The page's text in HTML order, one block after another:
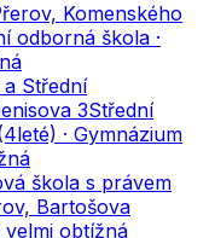
Komenského
odborná škola ·
Střední
3Střední
· Gymnázium
škola s právem
Bartošova
velmi obtížná